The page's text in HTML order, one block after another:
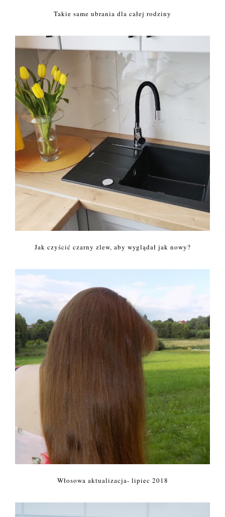
Takie same ubrania dla całej rodziny
Jak czyścić czarny zlew, aby wyglądał jak nowy?
Włosowa aktualizacja- lipiec 2018